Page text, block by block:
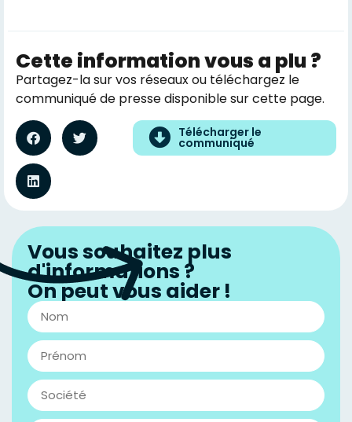
Cette information vous a plu ?
Partagez-la sur vos réseaux ou téléchargez le
communiqué de presse disponible sur cette page.
Télécharger le
communiqué
Vous souhaitez plus
d'informations ?
On peut vous aider !